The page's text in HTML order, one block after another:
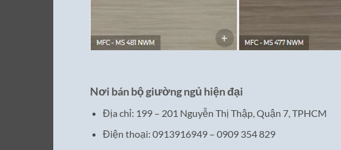
Nơi bán bộ giường ngủ hiện đại
Địa chỉ: 199 – 201 Nguyễn Thị Thập, Quận 7, TPHCM
Điện thoại: 0913916949 – 0909 354 829